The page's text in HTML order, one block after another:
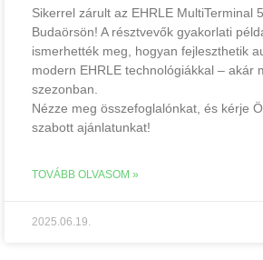
Sikerrel zárult az EHRLE MultiTerminal
Budaörsön! A résztvevők gyakorlati
ismerhették meg, hogyan fejleszthetik
modern EHRLE technológiákkal – akár
szezonban.
Nézze meg összefoglalónkat, és kérje
szabott ajánlatunkat!
TOVÁBB OLVASOM »
2025.06.19.